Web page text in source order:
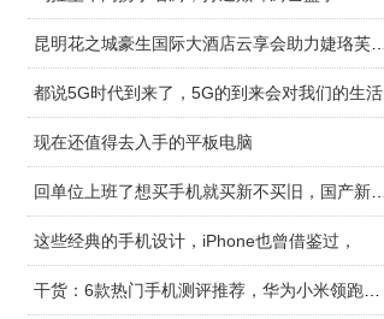
都说5G时代到来了，5G的到来会对我们的生活
现在还值得去入手的平板电脑
这些经典的手机设计，iPhone也曾借鉴过，